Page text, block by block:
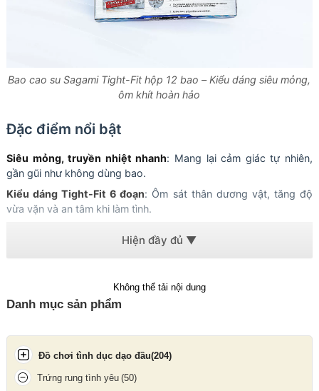
Bao cao su Sagami Tight-Fit hộp 12 bao – Kiểu dáng siêu mỏng,
ôm khít hoàn hảo
Đặc điểm nổi bật
Siêu mỏng, truyền nhiệt nhanh: Mang lại cảm giác tự nhiên,
gần gũi như không dùng bao.
Kiểu dáng Tight-Fit 6 đoạn: Ôm sát thân dương vật, tăng độ
vừa vặn và an tâm khi làm tình.
Không thể tải nội dung
Danh mục sản phẩm
Đồ chơi tình dục dạo đầu(204)
Trứng rung tình yêu (50)